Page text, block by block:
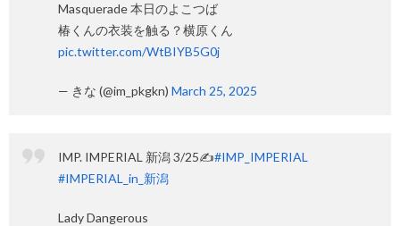
Masquerade 本日のよこつば
椿くんの衣装を触る？横原くん
pic.twitter.com/WtBIYB5G0j
— きな (@im_pkgkn) March 25, 2025
IMP. IMPERIAL 新潟 3/25✍#IMP_IMPERIAL
#IMPERIAL_in_新潟
Lady Dangerous